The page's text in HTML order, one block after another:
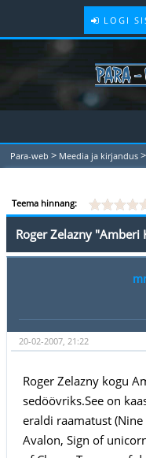
LOGI
Para-web > Meedia ja kirjandus >
Teema hinnang:
Roger Zelazny "Amberi
20-02-2007, 21:22
Roger Zelazny kogu
sedöövriks.See on
eraldi raamatust
Avalon, Sign of